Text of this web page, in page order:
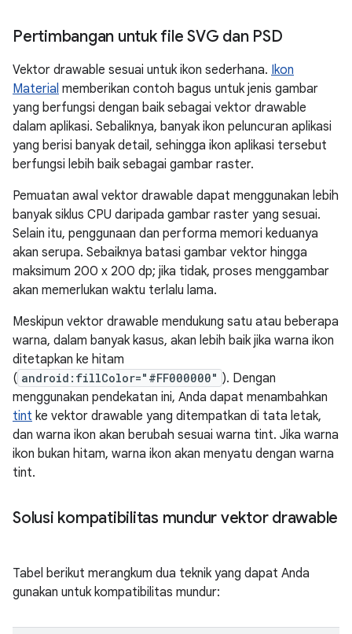
Pertimbangan untuk file SVG dan PSD
Vektor drawable sesuai untuk ikon sederhana. Ikon
Material memberikan contoh bagus untuk jenis gambar
yang berfungsi dengan baik sebagai vektor drawable
dalam aplikasi. Sebaliknya, banyak ikon peluncuran aplikasi
yang berisi banyak detail, sehingga ikon aplikasi tersebut
berfungsi lebih baik sebagai gambar raster.
Pemuatan awal vektor drawable dapat menggunakan lebih
banyak siklus CPU daripada gambar raster yang sesuai.
Selain itu, penggunaan dan performa memori keduanya
akan serupa. Sebaiknya batasi gambar vektor hingga
maksimum 200 x 200 dp; jika tidak, proses menggambar
akan memerlukan waktu terlalu lama.
Meskipun vektor drawable mendukung satu atau beberapa
warna, dalam banyak kasus, akan lebih baik jika warna ikon
ditetapkan ke hitam
( android:fillColor="#FF000000" ). Dengan
menggunakan pendekatan ini, Anda dapat menambahkan
tint ke vektor drawable yang ditempatkan di tata letak,
dan warna ikon akan berubah sesuai warna tint. Jika warna
ikon bukan hitam, warna ikon akan menyatu dengan warna
tint.
Solusi kompatibilitas mundur vektor drawable
Tabel berikut merangkum dua teknik yang dapat Anda
gunakan untuk kompatibilitas mundur: